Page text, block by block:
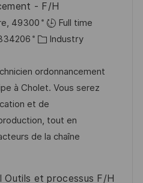
- F/H
49300
Full time
K
t
e
g
o
r
Industry
ordonnancement
à Cholet. Vous serez
et de
tout en
de la chaîne
Outils et processus F/H